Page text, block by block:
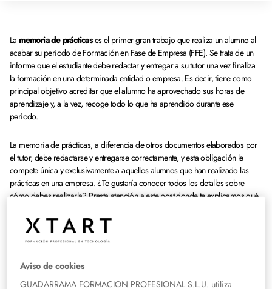
La memoria de prácticases el primer gran trabajo que realiza un alumno al
acabar su periodo de Formación en Fase de Empresa (FFE). Se trata de un
informe que el estudiante debe redactar y entregar a su tutor una vez finaliza
la formación en una determinada entidad o empresa. Es decir, tiene como
principal objetivo acreditar que el alumno ha aprovechado sus horas de
aprendizaje y, a la vez, recoge todo lo que ha aprendido durante ese
periodo.
La memoria de prácticas, a diferencia de otros documentos elaborados por
el tutor, debe redactarse y entregarse correctamente, y esta obligación le
compete única y exclusivamente a aquellos alumnos que han realizado las
prácticas en una empresa. ¿Te gustaría conocer todos los detalles sobre
cómo debes realizarla? Presta atención a este post donde te explicamos qué
nosotros.
de prácticas?
Aviso de cookies
GUADARRAMA FORMACION PROFESIONAL S.L.U. utiliza